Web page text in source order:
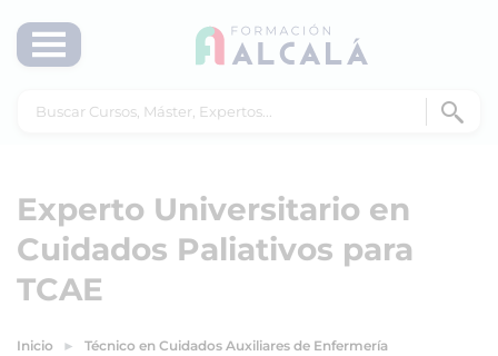
Experto Universitario en
Cuidados Paliativos para
TCAE
Inicio
Técnico en Cuidados Auxiliares de Enfermería